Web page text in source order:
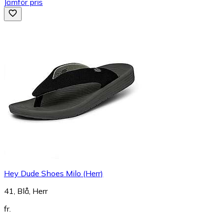
Hey Dude Shoes Milo (Herr)
41, Blå, Herr
fr.